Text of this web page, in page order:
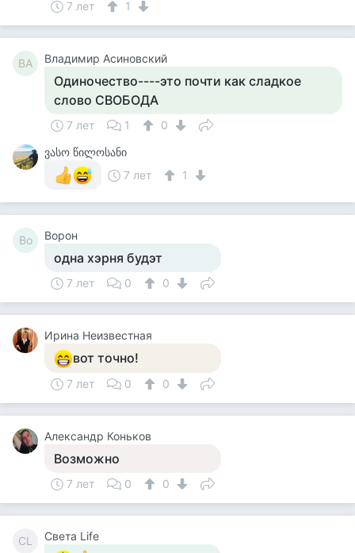
7 лет 1
ВА Владимир Асиновский
Одиночество----это почти как сладкое
слово СВОБОДА
7 лет 1
0
ვასო წილოსანი
7 лет
1
Во Ворон
одна хэрня будэт
7 лет 0 0
Ирина Неизвестная
вот точно!
7 лет 0 0
Александр Коньков
Возможно
7 лет 0 0
СL Света Life